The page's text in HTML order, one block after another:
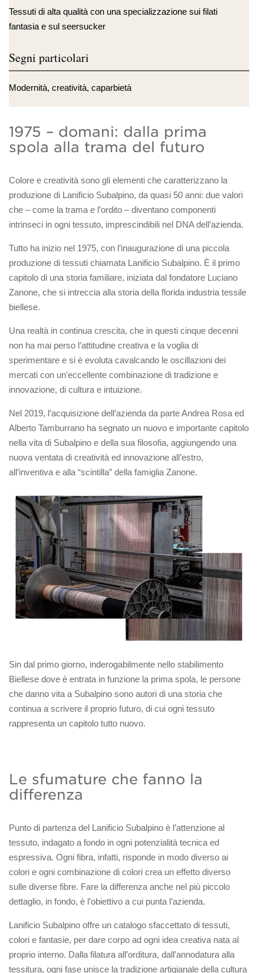
Tessuti di alta qualità con una specializzazione sui filati
fantasia e sul seersucker
Segni particolari
Modernità, creatività, caparbietà
1975 – domani: dalla prima
spola alla trama del futuro
Colore e creatività sono gli elementi che caratterizzano la
produzione di Lanificio Subalpino, da quasi 50 anni: due valori
che – come la trama e l’ordito – diventano componenti
intrinseci in ogni tessuto, imprescindibili nel DNA dell’azienda.
Tutto ha inizio nel 1975, con l’inaugurazione di una piccola
produzione di tessuti chiamata Lanificio Subalpino. È il primo
capitolo di una storia familiare, iniziata dal fondatore Luciano
Zanone, che si intreccia alla storia della florida industria tessile
biellese.
Una realtà in continua crescita, che in questi cinque decenni
non ha mai perso l’attitudine creativa e la voglia di
sperimentare e si è evoluta cavalcando le oscillazioni dei
mercati con un’eccellente combinazione di tradizione e
innovazione, di cultura e intuizione.
Nel 2019, l’acquisizione dell’azienda da parte Andrea Rosa ed
Alberto Tamburrano ha segnato un nuovo e importante capitolo
nella vita di Subalpino e della sua filosofia, aggiungendo una
nuova ventata di creatività ed innovazione all’estro,
all’inventiva e alla “scintilla” della famiglia Zanone.
Sin dal primo giorno, inderogabilmente nello stabilimento
Biellese dove è entrata in funzione la prima spola, le persone
che danno vita a Subalpino sono autori di una storia che
continua a scrivere il proprio futuro, di cui ogni tessuto
rappresenta un capitolo tutto nuovo.
Le sfumature che fanno la
differenza
Punto di partenza del Lanificio Subalpino è l’attenzione al
tessuto, indagato a fondo in ogni potenzialità tecnica ed
espressiva. Ogni fibra, infatti, risponde in modo diverso ai
colori e ogni combinazione di colori crea un effetto diverso
sulle diverse fibre. Fare la differenza anche nel più piccolo
dettaglio, in fondo, è l’obiettivo a cui punta l’azienda.
Lanificio Subalpino offre un catalogo sfaccettato di tessuti,
colori e fantasie, per dare corpo ad ogni idea creativa nata al
proprio interno. Dalla filatura all’orditura, dall’annodatura alla
tessitura, ogni fase unisce la tradizione artigianale della cultura